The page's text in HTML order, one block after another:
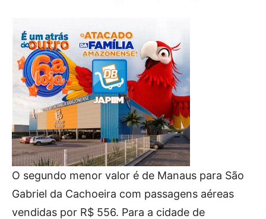
O segundo menor valor é de Manaus para São
Gabriel da Cachoeira com passagens aéreas
vendidas por R$ 556. Para a cidade de